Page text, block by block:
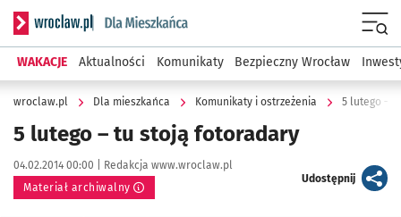
Serwis informacyjny wroclaw.pl podserwis: Dla mieszkańca
WAKACJE Aktualności Komunikaty Bezpieczny Wrocław
wroclaw.pl Dla mieszkańca Komunikaty i ostrzeżenia 5 lutego –
5 lutego – tu stoją fotoradary
Data publikacji:
04.02.2014 00:00 | Autor:
Redakcja www.wroclaw.pl
Materiał archiwalny
Udostępnijartykuł